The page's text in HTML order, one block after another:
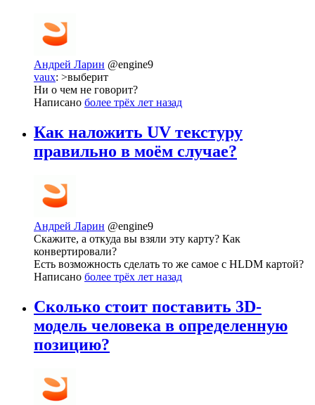
Андрей Ларин @engine9
vaux: >выберит
Ни о чем не говорит?
Написано более трёх лет назад
Как наложить UV текстуру
правильно в моём случае?
Андрей Ларин @engine9
Скажите, а откуда вы взяли эту карту? Как
конвертировали?
Есть возможность сделать то же самое с HLDM картой?
Написано более трёх лет назад
Сколько стоит поставить 3D-
модель человека в определенную
позицию?